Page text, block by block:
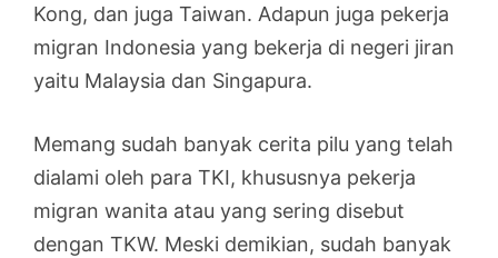
Kong, dan juga Taiwan. Adapun juga pekerja
migran Indonesia yang bekerja di negeri jiran
yaitu Malaysia dan Singapura.
Memang sudah banyak cerita pilu yang telah
dialami oleh para TKI, khususnya pekerja
migran wanita atau yang sering disebut
dengan TKW. Meski demikian, sudah banyak